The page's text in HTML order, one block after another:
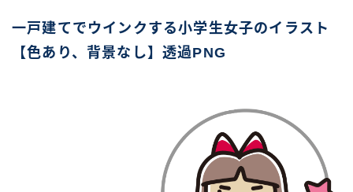
一戸建てでウインクする小学生女子のイラスト
【色あり、背景なし】透過PNG